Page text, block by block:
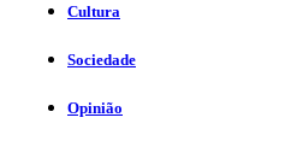
Cultura
Sociedade
Opinião